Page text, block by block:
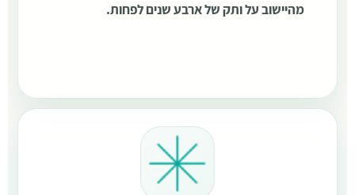
מהיישוב על ותק של ארבע שנים לפחות.